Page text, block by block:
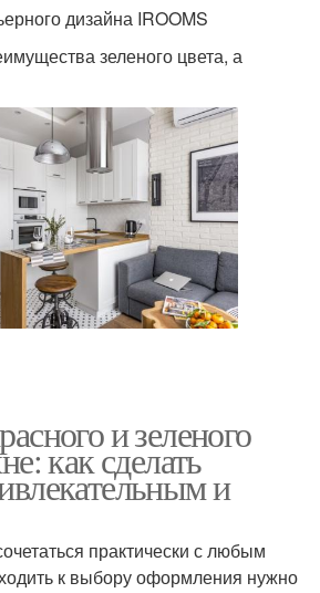
дизайна IROOMS
зеленого цвета, а
и зеленого
как сделать
и
практически с любым
к выбору оформления нужно